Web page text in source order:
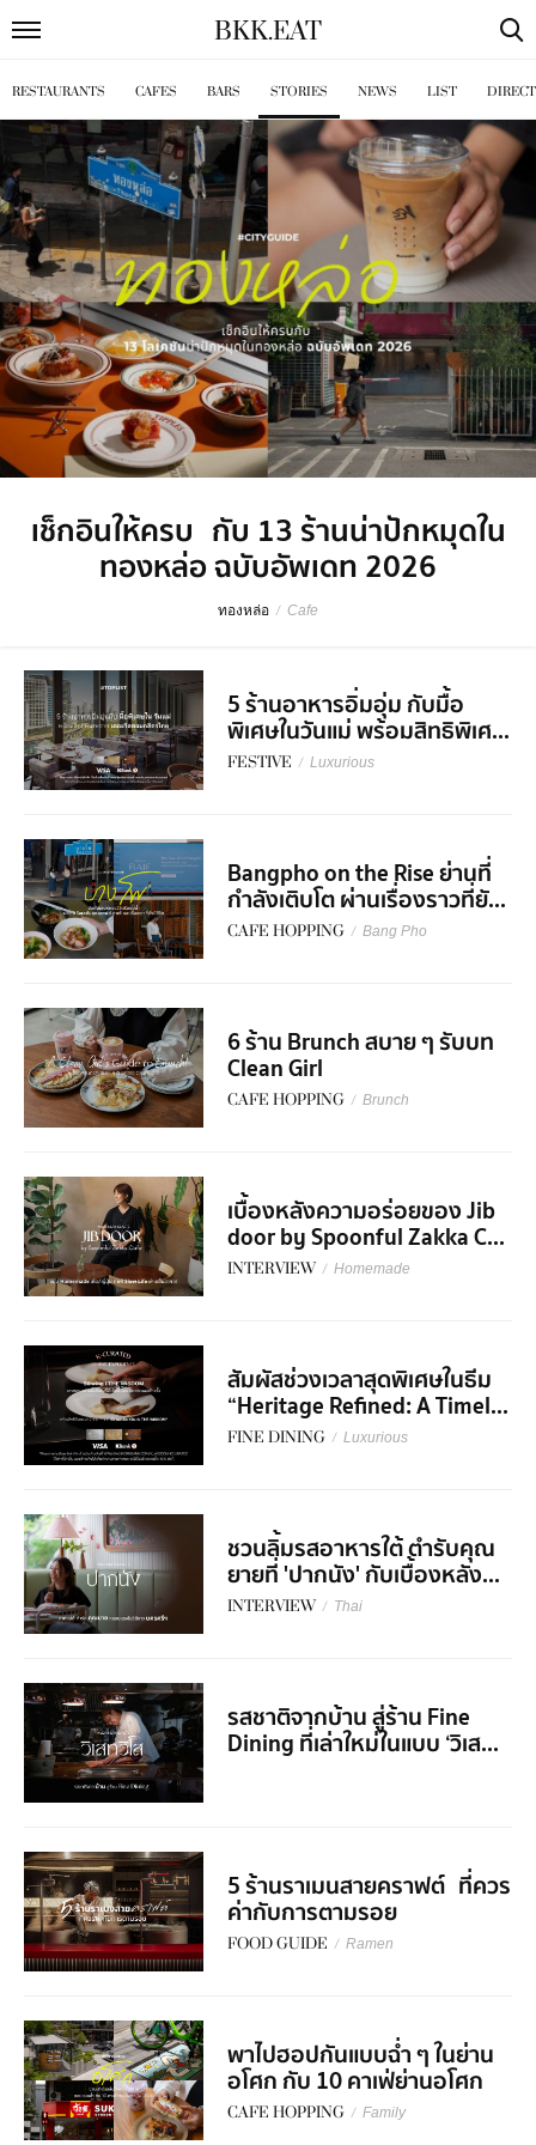
BKK.EAT
RESTAURANTS CAFES BARS STORIES NEWS LIST
เช็กอินให้ครบ กับ 13 ร้านน่าปักหมุดใน
ทองหล่อ ฉบับอัพเดท 2026
ทองหล่อ / Cafe
5 ร้านอาหารอิ่มอุ่ม กับมื้อ
พิเศษในวันแม่ พร้อมสิทธิพิเศ...
FESTIVE / Luxurious
Bangpho on the Rise ย่านที่
กำลังเติบโต ผ่านเรื่องราวที่ยั...
CAFE HOPPING / Bang Pho
6 ร้าน Brunch สบาย ๆ รับบท
Clean Girl
CAFE HOPPING / Brunch
เบื้องหลังความอร่อยของ Jib
door by Spoonful Zakka C...
INTERVIEW / Homemade
สัมผัสช่วงเวลาสุดพิเศษในธีม
“Heritage Refined: A Timel...
FINE DINING / Luxurious
ชวนลิ้มรสอาหารใต้ ตำรับคุณ
ยายที่ 'ปากนัง' กับเบื้องหลัง...
INTERVIEW / Thai
รสชาติจากบ้าน สู่ร้าน Fine
Dining ที่เล่าใหม่ในแบบ ‘วิเส...
5 ร้านราเมนสายคราฟต์ ที่ควร
ค่ากับการตามรอย
FOOD GUIDE / Ramen
พาไปฮอปกันแบบฉ่ำ ๆ ในย่าน
อโศก กับ 10 คาเฟ่ย่านอโศก
CAFE HOPPING / Family